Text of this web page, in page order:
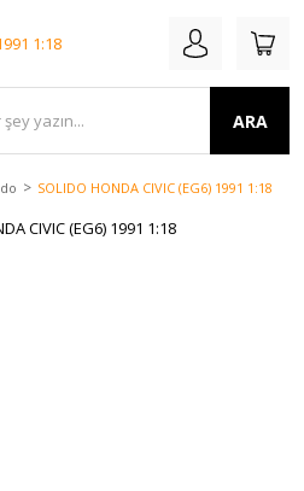
ARA
SOLIDO HONDA CIVIC (EG6) 1991 1:18